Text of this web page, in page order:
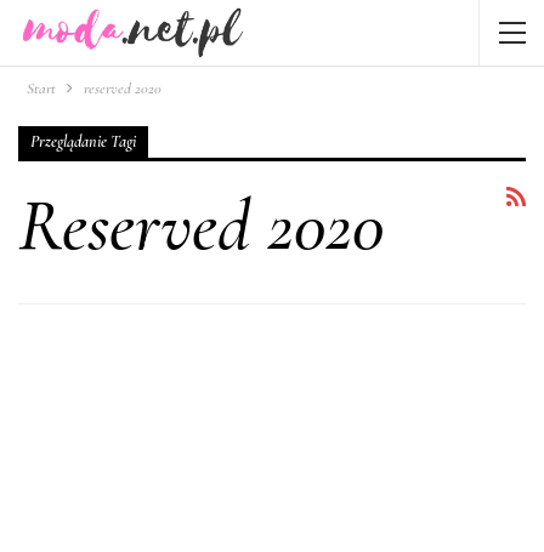
Start reserved 2020
Przeglądanie Tagi
Reserved 2020